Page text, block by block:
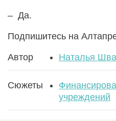
– Да.
Подпишитесь на
Автор Наталья
Сюжеты
учреждений